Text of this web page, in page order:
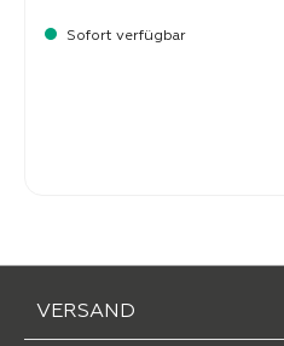
Sofort verfügbar
VERSAND